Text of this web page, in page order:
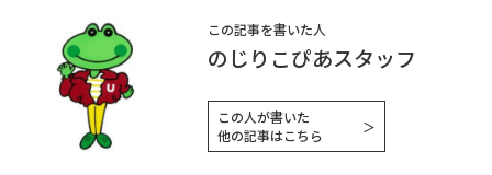
この記事を書いた人
のじりこぴあスタッフ
この人が書いた
他の記事はこちら
＞